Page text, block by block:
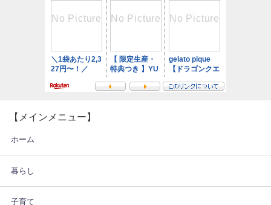
【メインメニュー】
ホーム
暮らし
子育て